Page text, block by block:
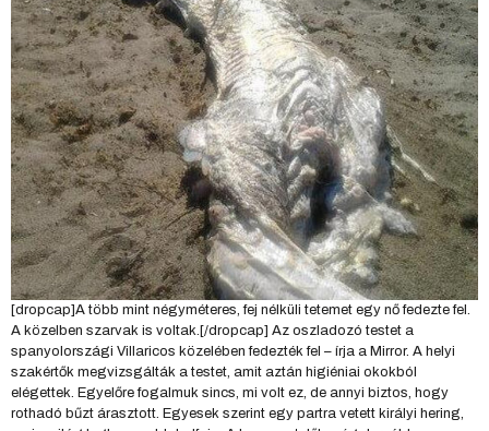
[dropcap]A több mint négyméteres, fej nélküli tetemet egy nő fedezte fel.
A közelben szarvak is voltak.[/dropcap] Az oszladozó testet a
spanyolországi Villaricos közelében fedezték fel – írja a Mirror. A helyi
szakértők megvizsgálták a testet, amit aztán higiéniai okokból
elégettek. Egyelőre fogalmuk sincs, mi volt ez, de annyi biztos, hogy
rothadó bűzt árasztott. Egyesek szerint egy partra vetett királyi hering,